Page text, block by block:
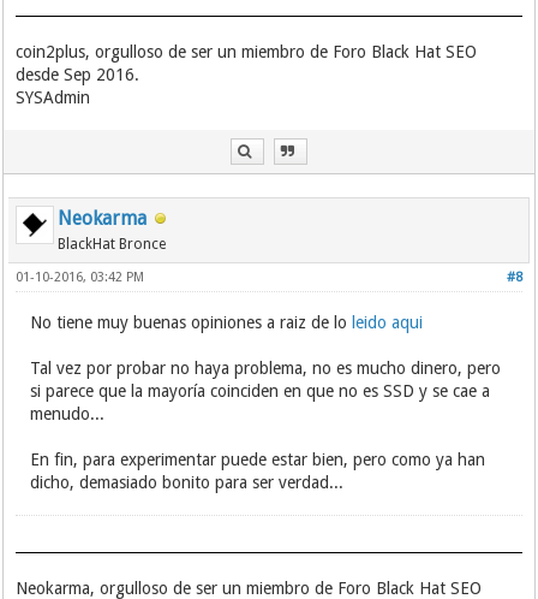
coin2plus, orgulloso de ser un miembro de Foro Black Hat SEO
desde Sep 2016.
SYSAdmin
Neokarma
BlackHat Bronce
#8
01-10-2016, 03:42 PM
No tiene muy buenas opiniones a raiz de loleido aqui
Tal vez por probar no haya problema, no es mucho dinero, pero
si parece que la mayoría coinciden en que no es SSD y se cae a
menudo...
En fin, para experimentar puede estar bien, pero como ya han
dicho, demasiado bonito para ser verdad...
Neokarma, orgulloso de ser un miembro de Foro Black Hat SEO